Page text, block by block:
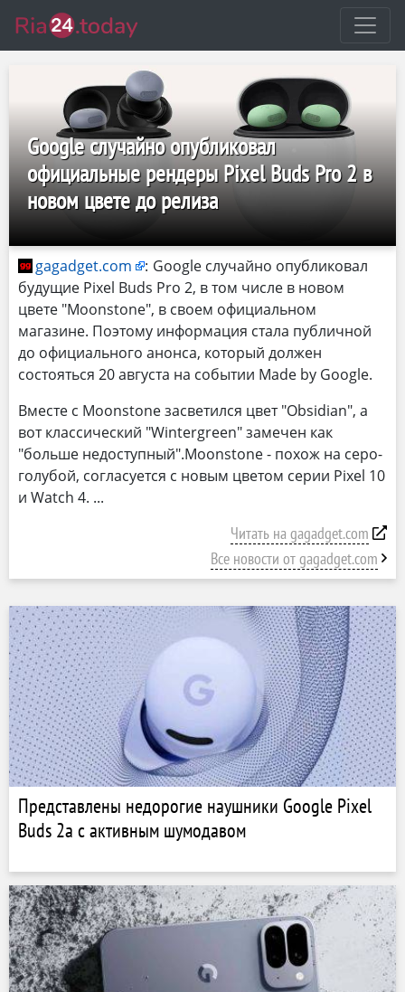
Google случайно опубликовал
официальные рендеры Pixel Buds Pro 2 в
новом цвете до релиза
gagadget.com : Google случайно опубликовал
будущие Pixel Buds Pro 2, в том числе в новом
цвете "Moonstone", в своем официальном
магазине. Поэтому информация стала публичной
до официального анонса, который должен
состояться 20 августа на событии Made by Google.
Вместе с Moonstone засветился цвет "Obsidian", а
вот классический "Wintergreen" замечен как
"больше недоступный".Moonstone - похож на серо-
голубой, согласуется с новым цветом серии Pixel 10
и Watch 4.
Читать на gagadget.com
Все новости от gagadget.com
Представлены недорогие наушники Google Pixel
Buds 2a с активным шумодавом